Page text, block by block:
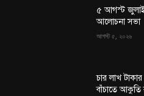
৫ আগস্ট জুলাই
আলোচনা সভা
আগস্ট ৫, ২০২৬
চার লাখ
বাঁচাতে আকুতি